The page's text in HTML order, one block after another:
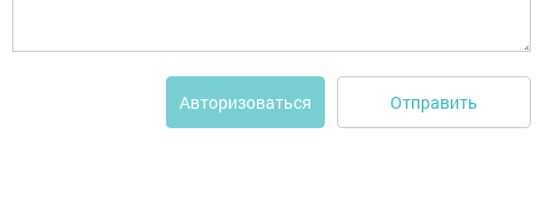
Авторизоваться Отправить